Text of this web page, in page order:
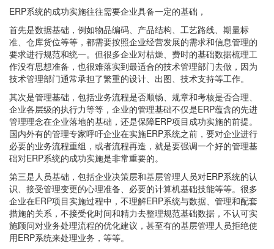
ERP系统的成功实施往往需要企业具备一定的基础，
首先是数据基础，例如物品编码、产品结构、工艺路线、期量标
准、仓库货位等等，都需要按照企业经营发展的需求和信息管理的
要求进行规范和统一。但很多企业对枯燥、费时的基础数据梳理工
作没有思想准备，也很难落实到最适合的技术管理部门去做，因为
技术管理部门通常承担了繁重的设计、出图、技术支持等工作。
其次是管理基础，包括业务流程是否顺畅、规章和考核是否合理、
企业各层级的执行力等等，企业的管理基础不仅是ERP蕴含的先进
管理理念在企业落地的基础，还是保障ERP项目成功实施的前提。
国内外有的管理专家呼吁企业在实施ERP系统之前，要对企业进行
必要的业务流程重组，或者流程再造，就是要强调一个好的管理基
础对ERP系统的成功实施是非常重要的。
第三是人员基础，包括企业决策层和基层管理人员对ERP系统的认
识、接受管理变更的心理准备、必要的计算机基础技能等等。很多
企业在ERP项目实施过程中，不理解ERP系统与数据、管理和配套
措施的关系，不接受化时间和精力去整理规范基础数据，不认可实
施顾问对业务处理流程的优化建议，甚至有的基层管理人员拒绝使
用ERP系统来处理业务，等等。